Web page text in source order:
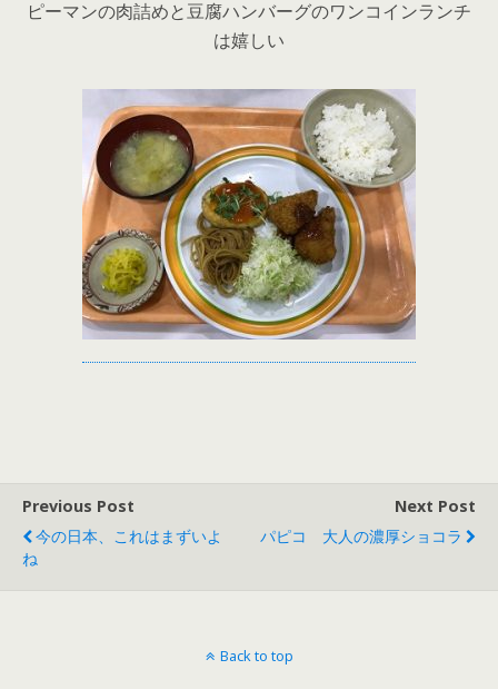
ピーマンの肉詰めと豆腐ハンバーグのワンコインランチ
は嬉しい
Previous Post
今の日本、これはまずいよ
ね
Next Post
パピコ 大人の濃厚ショコラ
Back to top